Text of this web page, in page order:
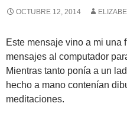
OCTUBRE 12, 2014
Este mensaje vino a mi
mensajes al computador
Mientras tanto ponía a un
hecho a mano contenían
meditaciones.